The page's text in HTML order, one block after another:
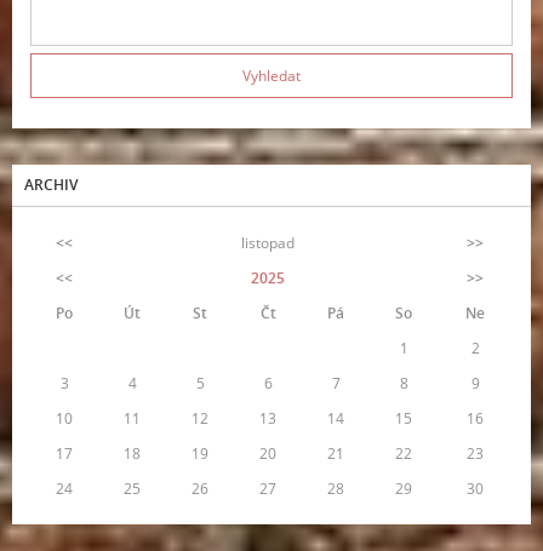
ARCHIV
<< listopad
>>
<<
2025
>>
Po
Út St Čt Pá So
Ne
1
2
3
4 5 6 7 8
9
10
11 12 13 14 15
16
17
18 19 20 21 22
23
24
25 26 27 28 29 30